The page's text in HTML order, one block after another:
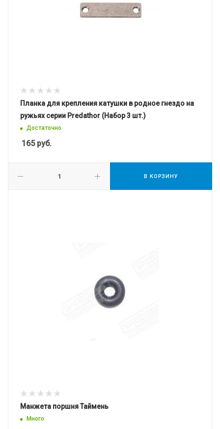
Планка для крепления катушки в родное гнездо на
ружьях серии Predathor (Набор 3 шт.)
Достаточно
165руб.
В КОРЗИНУ
Манжета поршня Таймень
Много